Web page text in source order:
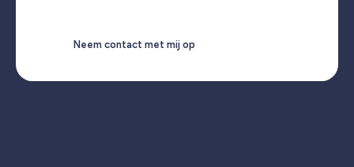
Neem contact met mij op